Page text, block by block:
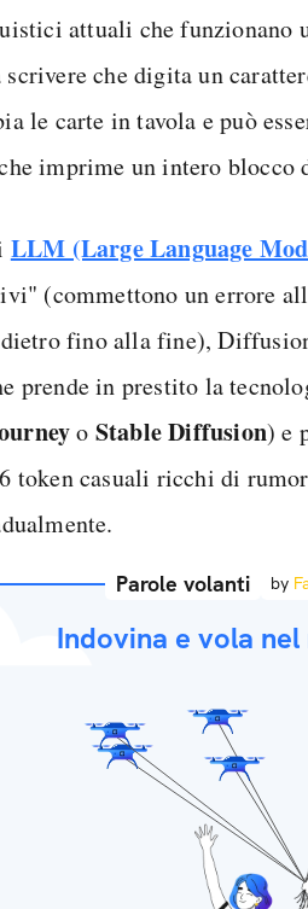
attuali che funzionano
scrivere che digita un
le carte in tavola e può
imprime un intero blocco
LLM (Large Language
(commettono un errore
fino alla fine),
prende in prestito la
o Stable Diffusion) e
token casuali ricchi di
Parole volanti by
Indovina e vola